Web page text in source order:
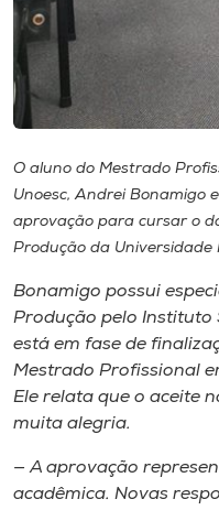
o idioma
A+
A-
O aluno do Mestrado
Unoesc, Andrei Bonamigo
aprovação para cursar o
Produção da
Bonamigo possui
Produção pelo Instituto
está em fase de
Mestrado Profissional
Ele relata que o aceite
muita alegria.
— A aprovação
acadêmica. Novas